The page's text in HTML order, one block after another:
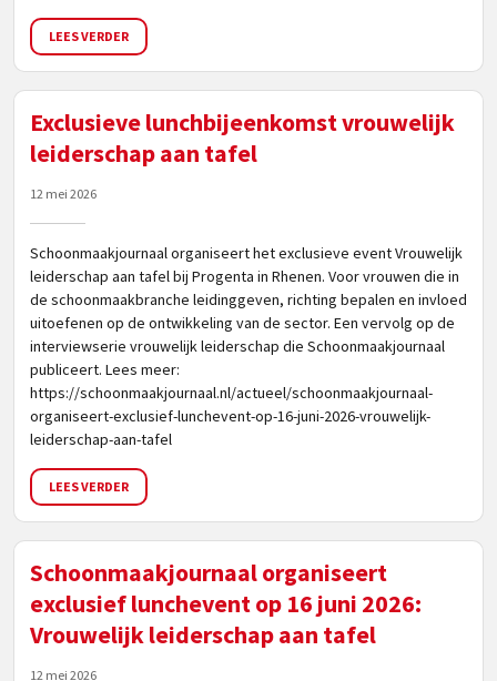
LEES VERDER
Exclusieve lunchbijeenkomst vrouwelijk
leiderschap aan tafel
12 mei 2026
Schoonmaakjournaal organiseert het exclusieve event Vrouwelijk
leiderschap aan tafel bij Progenta in Rhenen. Voor vrouwen die in
de schoonmaakbranche leidinggeven, richting bepalen en invloed
uitoefenen op de ontwikkeling van de sector. Een vervolg op de
interviewserie vrouwelijk leiderschap die Schoonmaakjournaal
publiceert. Lees meer:
https://schoonmaakjournaal.nl/actueel/schoonmaakjournaal-
organiseert-exclusief-lunchevent-op-16-juni-2026-vrouwelijk-
leiderschap-aan-tafel
LEES VERDER
Schoonmaakjournaal organiseert
exclusief lunchevent op 16 juni 2026:
Vrouwelijk leiderschap aan tafel
12 mei 2026